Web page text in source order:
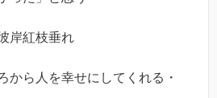
岸紅枝垂れ
から人を幸せにしてくれる・